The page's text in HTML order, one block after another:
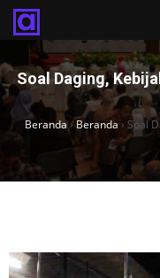
Soal Daging,
Beranda›Beranda › Soal